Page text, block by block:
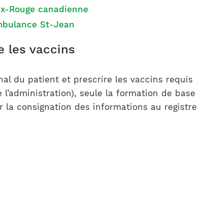
Rouge canadienne
St-Jean
les vaccins
du patient et prescrire les vaccins requis
seule la formation de base
la consignation des informations au registre